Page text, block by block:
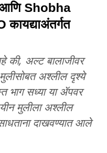
आणि Shobha
कायद्याअंतर्गत
अल्ट बालाजीवर
मुलीसोबत अश्लील दृश्ये
भाग सध्या या ॲपवर
मुलीला अश्लील
दाखवण्यात आले